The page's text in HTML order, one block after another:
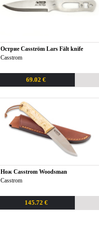
Острие Casström Lars Fält knife
Casstrom
69.02 €
Нож Casstrom Woodsman
Casstrom
145.72 €